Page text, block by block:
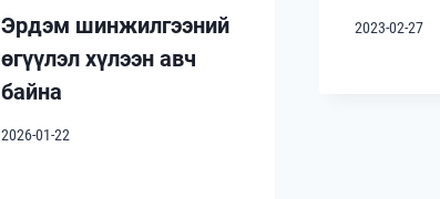
Эрдэм шинжилгээний
өгүүлэл хүлээн авч
байна
2026-01-22
2023-02-27